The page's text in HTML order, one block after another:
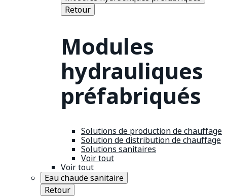
Retour
Modules
hydrauliques
préfabriqués
Solutions de production de chauffage
Solution de distribution de chauffage
Solutions sanitaires
Voir tout
Voir tout
Eau chaude sanitaire
Retour